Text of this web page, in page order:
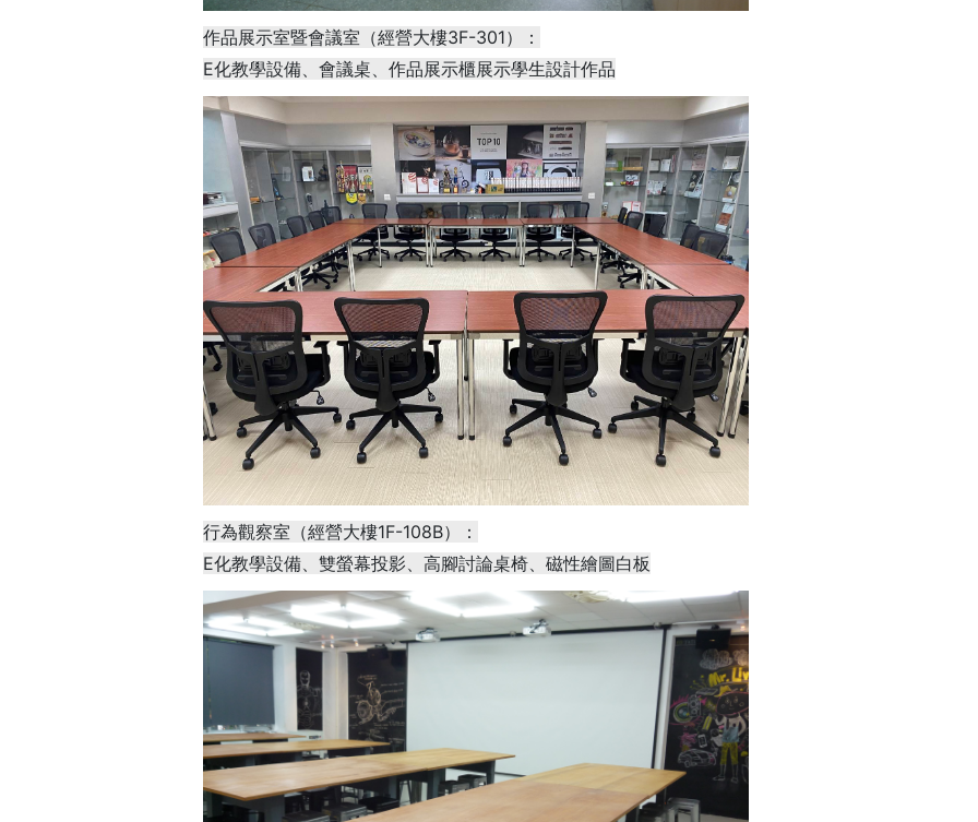
作品展示室暨會議室（經營大樓3F-301）：
E化教學設備、會議桌、作品展示櫃展示學生設計作品
行為觀察室（經營大樓1F-108B）：
E化教學設備、雙螢幕投影、高腳討論桌椅、磁性繪圖白板